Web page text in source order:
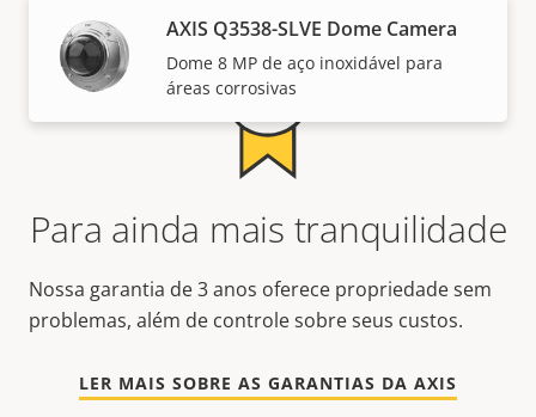
AXIS Q3538-SLVE Dome Camera
Dome 8 MP de aço inoxidável para
áreas corrosivas
Para ainda mais tranquilidade
Nossa garantia de 3 anos oferece propriedade sem
problemas, além de controle sobre seus custos.
LER MAIS SOBRE AS GARANTIAS DA AXIS